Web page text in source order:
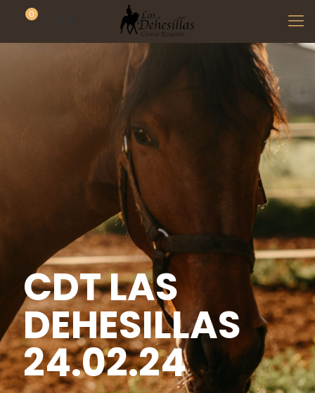
0
CDT LAS
DEHESILLAS
24.02.24